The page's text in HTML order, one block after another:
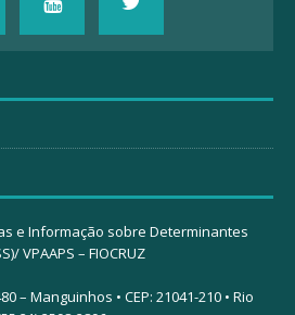
e Informação sobre Determinantes
VPAAPS – FIOCRUZ
– Manguinhos • CEP: 21041-210 • Rio